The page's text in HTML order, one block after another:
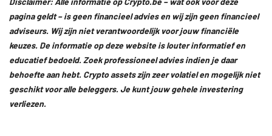
pagina geldt – is geen financieel advies en wij zijn geen financieel
adviseurs. Wij zijn niet verantwoordelijk voor jouw financiële
keuzes. De informatie op deze website is louter informatief en
educatief bedoeld. Zoek professioneel advies indien je daar
behoefte aan hebt. Crypto assets zijn zeer volatiel en mogelijk niet
geschikt voor alle beleggers. Je kunt jouw gehele investering
verliezen.